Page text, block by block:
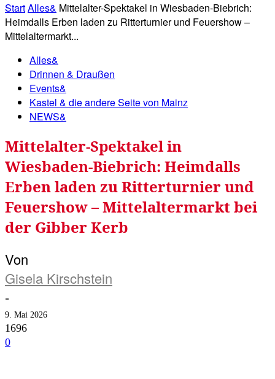
StartAlles& Mittelalter-Spektakel in Wiesbaden-Biebrich:
Heimdalls Erben laden zu Ritterturnier und Feuershow –
Mittelaltermarkt...
Alles&
Drinnen & Draußen
Events&
Kastel & die andere Seite von Mainz
NEWS&
Mittelalter-Spektakel in
Wiesbaden-Biebrich: Heimdalls
Erben laden zu Ritterturnier und
Feuershow – Mittelaltermarkt bei
der Gibber Kerb
Von
Gisela Kirschstein
-
9. Mai 2026
1696
0